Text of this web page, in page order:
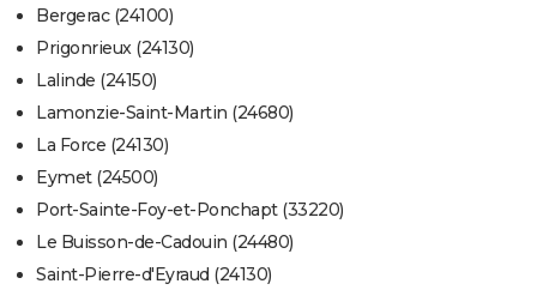
Bergerac (24100)
Prigonrieux (24130)
Lalinde (24150)
Lamonzie-Saint-Martin (24680)
La Force (24130)
Eymet (24500)
Port-Sainte-Foy-et-Ponchapt (33220)
Le Buisson-de-Cadouin (24480)
Saint-Pierre-d'Eyraud (24130)